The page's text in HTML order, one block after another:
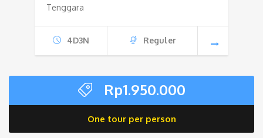
Tenggara
4D3N Reguler
Rp1.950.000
One tour per person